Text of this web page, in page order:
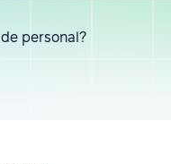
personal?